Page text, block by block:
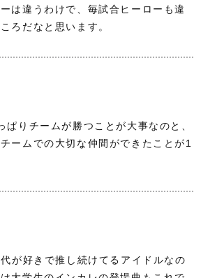
は違うわけで、毎試合ヒーローも違
ろだなと思います。
りチームが勝つことが大事なのと、
ームでの大切な仲間ができたことが1
が好きで推し続けてるアイドルなの